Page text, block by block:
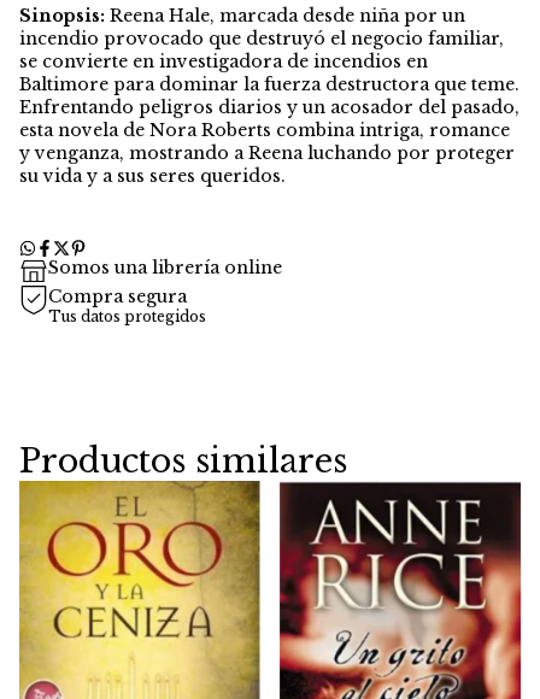
Sinopsis: Reena Hale, marcada desde niña por un
incendio provocado que destruyó el negocio familiar,
se convierte en investigadora de incendios en
Baltimore para dominar la fuerza destructora que teme.
Enfrentando peligros diarios y un acosador del pasado,
esta novela de Nora Roberts combina intriga, romance
y venganza, mostrando a Reena luchando por proteger
su vida y a sus seres queridos.
Somos una librería online
Compra segura
Tus datos protegidos
Productos similares